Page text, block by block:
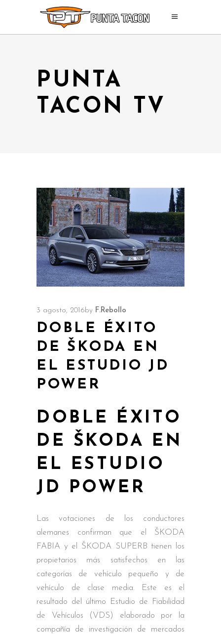
PUNTA
TACON TV
3 agosto, 2016 by F.Rebollo
DOBLE ÉXITO
DE ŠKODA EN
EL ESTUDIO JD
POWER
DOBLE ÉXITO
DE ŠKODA EN
EL ESTUDIO
JD POWER
Las votaciones de los conductores
alemanes confirman que el ŠKODA
FABIA y el ŠKODA SUPERB tienen los
propietarios más satisfechos en las
categorías de vehículo pequeño y de
vehículo de clase media. Este es el
resultado del último Estudio de Fiabilidad
de Vehículos (VDS) elaborado por la
compañía de investigación de mercados